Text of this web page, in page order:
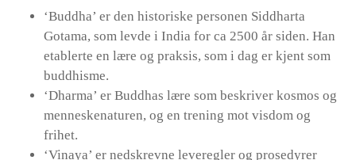
‘Buddha’ er den historiske personen Siddharta
Gotama, som levde i India for ca 2500 år siden. Han
etablerte en lære og praksis, som i dag er kjent som
buddhisme.
‘Dharma’ er Buddhas lære som beskriver kosmos og
menneskenaturen, og en trening mot visdom og
frihet.
‘Vinaya’ er nedskrevne leveregler og prosedyrer